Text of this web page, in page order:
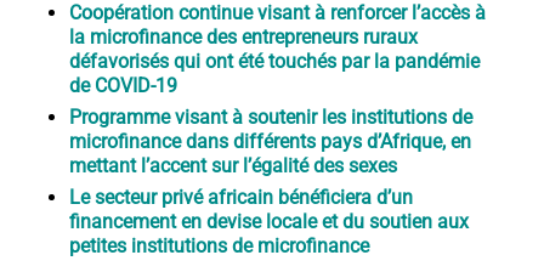
Coopération continue visant à renforcer l’accès à
la microfinance des entrepreneurs ruraux
défavorisés qui ont été touchés par la pandémie
de COVID-19
Programme visant à soutenir les institutions de
microfinance dans différents pays d’Afrique, en
mettant l’accent sur l’égalité des sexes
Le secteur privé africain bénéficiera d’un
financement en devise locale et du soutien aux
petites institutions de microfinance